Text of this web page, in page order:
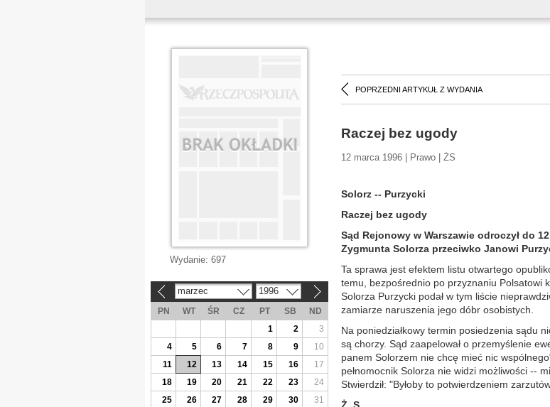
POPRZEDNI ARTYKUŁ Z WYDANIA
Raczej bez ugody
12 marca 1996 | Prawo | ŻS
Solorz -- Purzycki
Raczej bez ugody
Sąd Rejonowy w Warszawie odroczył do
Zygmunta Solorza przeciwko Janowi
Ta sprawa jest efektem listu otwartego
temu, bezpośrednio po przyznaniu Polsatowi
Solorza Purzycki podał w tym liście
zamiarze naruszenia jego dóbr osobistych.
Na poniedziałkowy termin posiedzenia sądu
są chorzy. Sąd zaapelował o przemyślenie
panem Solorzem nie chcę mieć nic
pełnomocnik Solorza nie widzi możliwości --
Stwierdził: "Byłoby to potwierdzeniem
Wydanie: 697
marzec 1996
PN WT ŚR CZ PT SB
ND
1
2
3
4
5 6 7 8 9
10
11
12 13 14 15 16
17
18
19 20 21 22 23
24
25
26 27 28 29 30 31